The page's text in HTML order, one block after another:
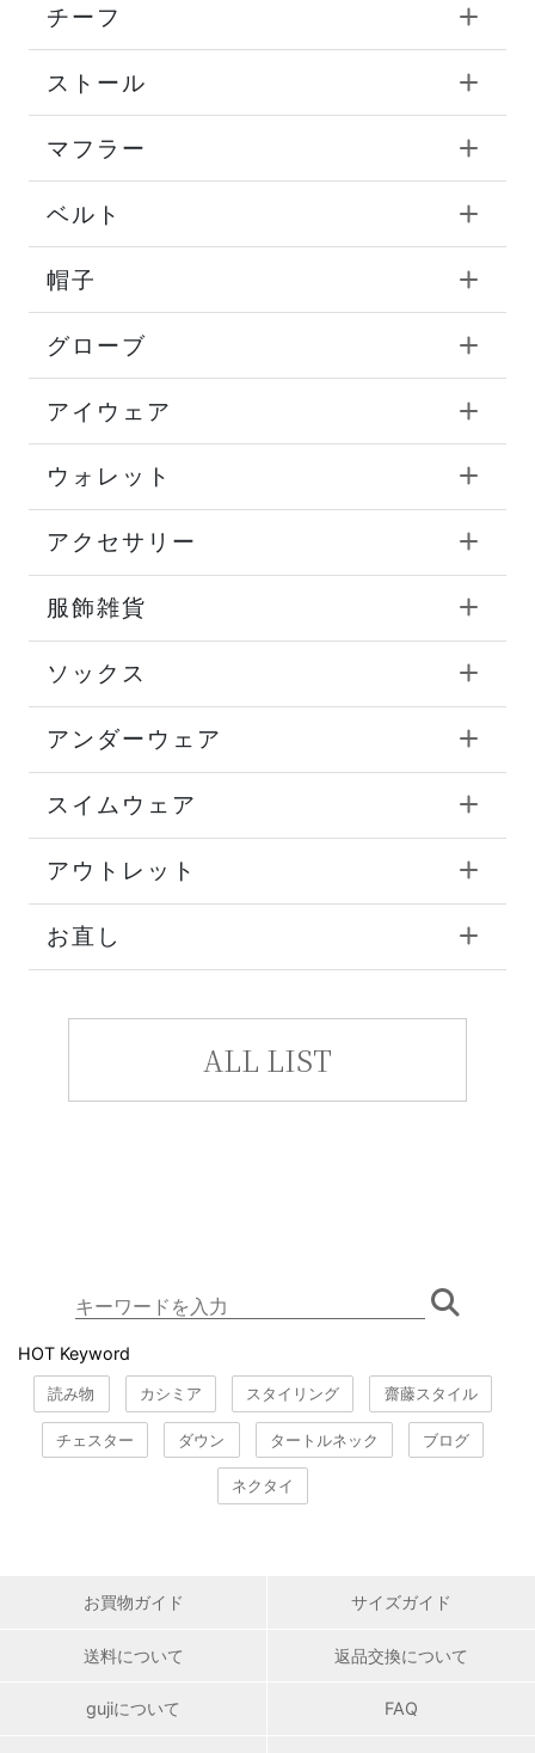
チーフ
ストール
マフラー
ベルト
帽子
グローブ
アイウェア
ウォレット
アクセサリー
服飾雑貨
ソックス
アンダーウェア
スイムウェア
アウトレット
お直し
ALL LIST
HOT Keyword
読み物 カシミア スタイリング 齋藤スタイル
チェスター ダウン タートルネック ブログ
ネクタイ
お買物ガイド サイズガイド
送料について 返品交換について
gujiについて FAQ